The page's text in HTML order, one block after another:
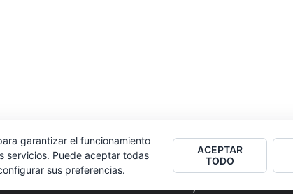
2026 Colectivo Burbuja
garantizar el funcionamiento
servicios. Puede aceptar todas
sus preferencias.
ACEPTAR
TODO